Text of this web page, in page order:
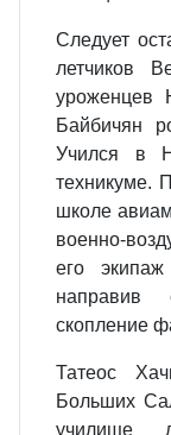
Следует
летчиков
уроженцев
Байбичян
Учился в
техникуме.
школе
военно-
его
направив
скопление
Татеос
Больших
училище